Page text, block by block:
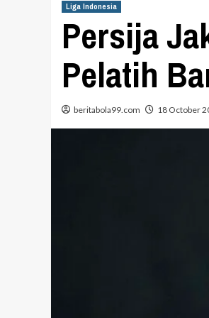
Liga Indonesia
Persija
Pelatih
beritabola99.com 18 October